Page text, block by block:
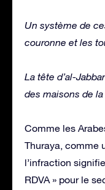
Un système de
couronne et les
La tête d’al-
des maisons de
Comme les
Thuraya, comme
l’infraction
RDVA » pour le